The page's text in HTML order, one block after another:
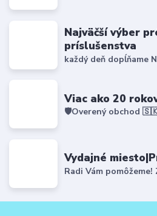
Najväčší výber
príslušenstva
každý deň dopĺňame
Viac ako 20
🛡️Overený obchod
Vydajné
Radi Vám